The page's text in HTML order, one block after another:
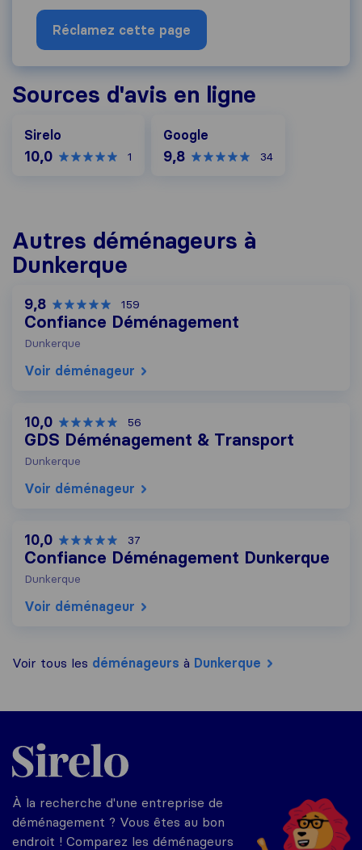
Réclamez cette page
Sources d'avis en ligne
Sirelo
10,0 1
Google
9,8 34
Autres déménageurs à
Dunkerque
9,8 159
Confiance Déménagement
Dunkerque
Voir déménageur
10,0 56
GDS Déménagement & Transport
Dunkerque
Voir déménageur
10,0 37
Confiance Déménagement Dunkerque
Dunkerque
Voir déménageur
Voir tous les déménageurs à Dunkerque
Sirelo.fr
À la recherche d'une entreprise de
déménagement ? Vous êtes au bon
endroit ! Comparez les déménageurs